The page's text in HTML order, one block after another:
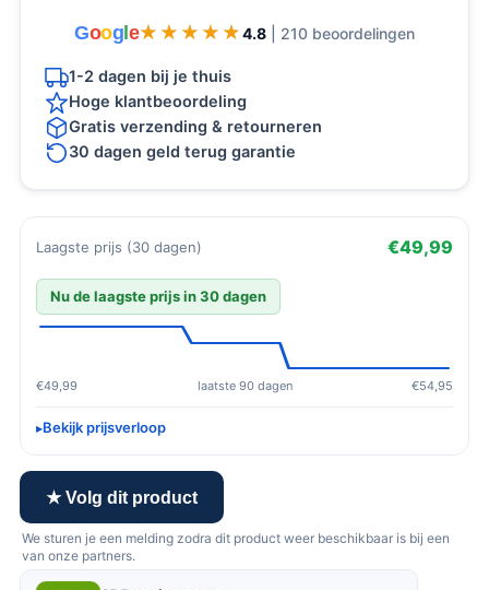
Goog e★★★★★
★★★★★ 4.8 | 210 beoordelingen
1-2 dagen bij je thuis
Hoge klantbeoordeling
Gratis verzending & retourneren
30 dagen geld terug garantie
Laagste prijs (30 dagen) €49,99
Nu de laagste prijs in 30 dagen
€49,99 laatste 90 dagen €54,95
Bekijk prijsverloop
★ Volg dit product
We sturen je een melding zodra dit product weer beschikbaar is bij een
van onze partners.